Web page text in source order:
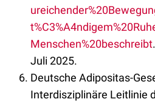
Menschen%20beschreibt
Juli 2025.
Deutsche Adipositas-
Interdisziplinäre Leitlinie